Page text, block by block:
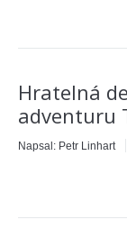
Hratelná
adventuru
Napsal: Petr Linhart